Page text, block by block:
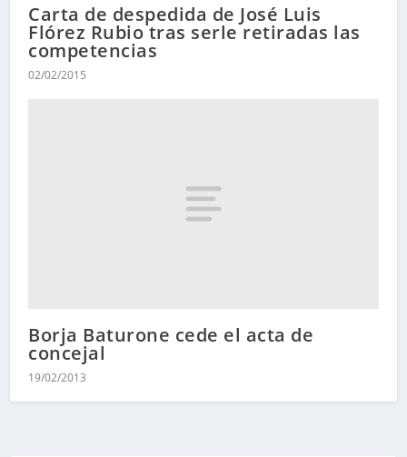
Carta de despedida de José Luis
Flórez Rubio tras serle retiradas las
competencias
02/02/2015
Borja Baturone cede el acta de
concejal
19/02/2013